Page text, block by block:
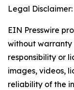
Legal Disclaimer:
EIN Presswire
without warranty
responsibility or
images, videos,
reliability of the